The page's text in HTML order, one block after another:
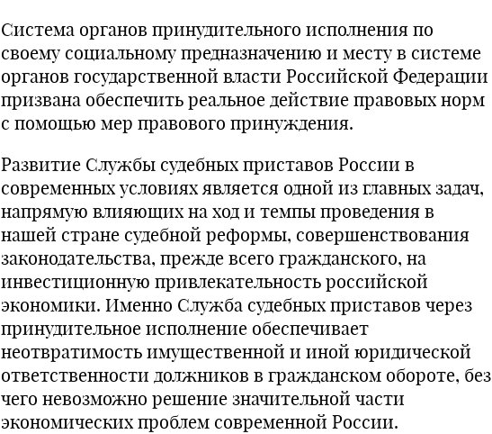
Система органов принудительного исполнения по
своему социальному предназначению и месту в системе
органов государственной власти Российской Федерации
призвана обеспечить реальное действие правовых норм
с помощью мер правового принуждения.
Развитие Службы судебных приставов России в
современных условиях является одной из главных задач,
напрямую влияющих на ход и темпы проведения в
нашей стране судебной реформы, совершенствования
законодательства, прежде всего гражданского, на
инвестиционную привлекательность российской
экономики. Именно Служба судебных приставов через
принудительное исполнение обеспечивает
неотвратимость имущественной и иной юридической
ответственности должников в гражданском обороте, без
чего невозможно решение значительной части
экономических проблем современной России.